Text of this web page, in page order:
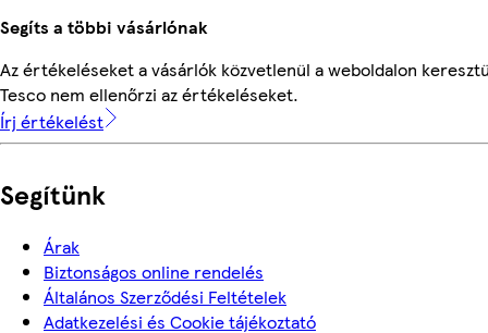
Segíts a többi vásárlónak
Az értékeléseket a vásárlók közvetlenül a weboldalon
Tesco nem ellenőrzi az értékeléseket.
Írj értékelést
Segítünk
Árak
Biztonságos online rendelés
Általános Szerződési Feltételek
Adatkezelési és Cookie tájékoztató